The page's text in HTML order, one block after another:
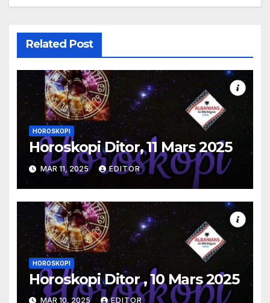
Related Post
HOROSKOPI
Horoskopi Ditor, 11 Mars 2025
MAR 11, 2025 EDITOR
HOROSKOPI
Horoskopi Ditor , 10 Mars 2025
MAR 10, 2025 EDITOR